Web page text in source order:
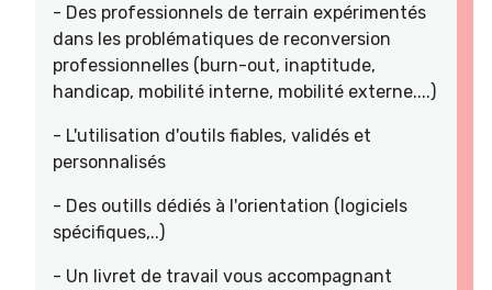
- Des professionnels de terrain expérimentés
dans les problématiques de reconversion
professionnelles (burn-out, inaptitude,
handicap, mobilité interne, mobilité externe....)
- L'utilisation d'outils fiables, validés et
personnalisés
- Des outills dédiés à l'orientation (logiciels
spécifiques,..)
- Un livret de travail vous accompagnant